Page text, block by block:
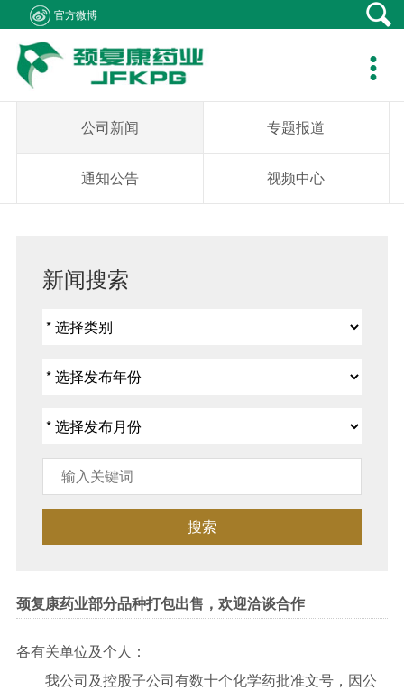
官方微博

产品中心
产品在线
新闻资讯
公司新闻
社会责任
医生资助
客户支持
资料下载
人力资源
职位招聘
关于我们
集团概况
联系我们
产品疾病咨询
销售业务咨询
综合事务咨询
公司新闻 专题报道
通知公告 视频中心
新闻搜索
搜索
颈复康药业部分品种打包出售，欢迎洽谈合作
各有关单位及个人：
我公司及控股子公司有数十个化学药批准文号，因公